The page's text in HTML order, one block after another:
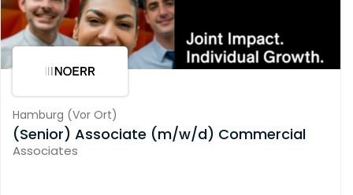
Hamburg (Vor Ort)
(Senior) Associate (m/w/d) Commercial
Associates